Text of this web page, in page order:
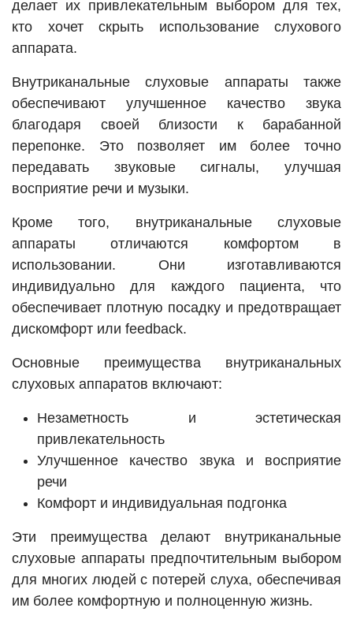
делает их привлекательным выбором для тех,
кто хочет скрыть использование слухового
аппарата.
Внутриканальные слуховые аппараты также
обеспечивают улучшенное качество звука
благодаря своей близости к барабанной
перепонке. Это позволяет им более точно
передавать звуковые сигналы, улучшая
восприятие речи и музыки.
Кроме того, внутриканальные слуховые
аппараты отличаются комфортом в
использовании. Они изготавливаются
индивидуально для каждого пациента, что
обеспечивает плотную посадку и предотвращает
дискомфорт или feedback.
Основные преимущества внутриканальных
слуховых аппаратов включают:
Незаметность и эстетическая
привлекательность
Улучшенное качество звука и восприятие
речи
Комфорт и индивидуальная подгонка
Эти преимущества делают внутриканальные
слуховые аппараты предпочтительным выбором
для многих людей с потерей слуха, обеспечивая
им более комфортную и полноценную жизнь.